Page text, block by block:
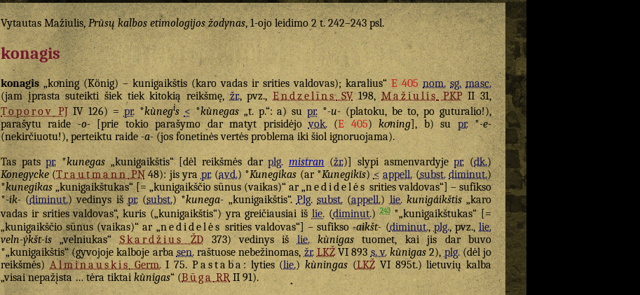
Vytautas Mažiulis,Prūsų kalbos etimologijos žodynas, 1-ojo leidimo 2 t. 242–243 psl.
konagis
konagis„koͤning (König) – kunigaikštis (karo vadas ir srities valdovas); karalius“E 405 nom. sg. masc.
(jam įprasta suteikti šiek tiek kitokią reikšmę,žr., pvz.,EndzelīnsSV198,MažiulisPKPII 31,
ToporovPJIV 126) =pr.*kùnegis <*kùnegas„t. p.“: a) supr. *-u- (platoku, be to, po guturalio!),
parašytu raide-o-[prie tokio parašymo dar matyt prisidėjovok.(E 405)koͤning], b) supr.*-e-
(nekirčiuotu!), perteiktu raide -a-(jos fonetinės vertės problema iki šiol ignoruojama).
Tas patspr. *kunegas„kunigaikštis“ [dėl reikšmės darplg. mistran(žr.)] slypi asmenvardyjepr.(dk.)
Konegycke(TrautmannPN48): jis yra pr.(avd.) *Kunegikas(ar *Kunegikīs)< appell.(subst. diminut.)
*kunegikas„kunigaikštukas“ [= „kunigaikščio sūnus (vaikas)“ ar „nedidelėssrities valdovas“] – sufikso
*-ik-(diminut.) vedinys išpr.(subst.) *kunega- „kunigaikštis“.Plg. subst.(appell.)lie. kunigáikštis„karo
vadas ir srities valdovas“, kuris („kunigaikštis“) yra greičiausiai išlie.(diminut.)243*„kunigaikštukas“ [=
„kunigaikščio sūnus (vaikas)“ ar „nedidelėssrities valdovas“] – sufikso-aikšt-(diminut.,plg., pvz.,lie.
veln-ýkšt-is„velniukas“ Skardžius ŽD373) vedinys išlie. kùnigastuomet, kai jis dar buvo
*„kunigaikštis“ (gyvojoje kalboje arba sen.raštuose nebežinomas,žr. LKŽVI 893s. v. kùnigas2),plg.(dėl jo
reikšmės)AlminauskisGerm.I 75. Pastaba: lyties (lie.)kùningas(LKŽVI 895t.) lietuvių kalba
„visai nepažįsta … tėra tiktaikùnigas“ (Būga RRII 91).